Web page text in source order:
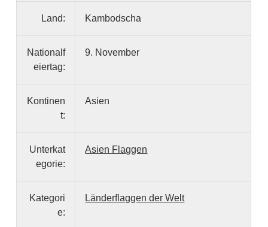
Land: Kambodscha
Nationalf
eiertag:
9. November
Kontinen
t:
Asien
Unterkat
egorie:
Asien Flaggen
Kategori
e:
Länderflaggen der Welt